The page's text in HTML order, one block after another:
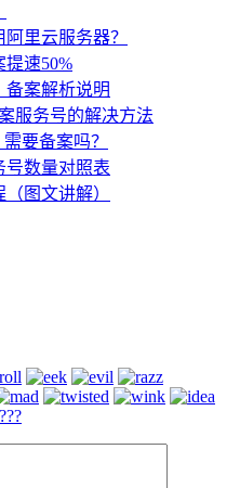
里云服务器？
提速50%
备案解析说明
服务号的解决方法
要备案吗？
号数量对照表
图文讲解）